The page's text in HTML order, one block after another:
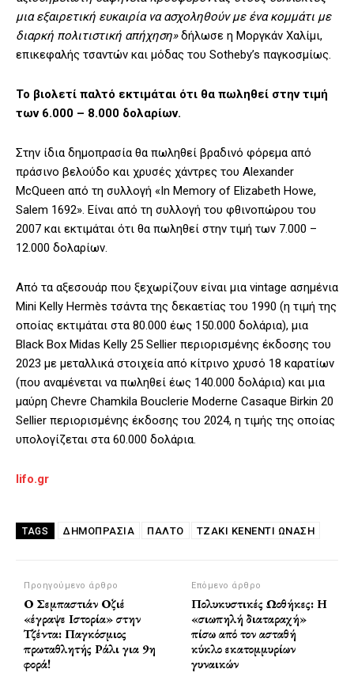
μια εξαιρετική ευκαιρία να ασχοληθούν με ένα κομμάτι με
διαρκή πολιτιστική απήχηση»δήλωσε η Μοργκάν Χαλίμι,
επικεφαλής τσαντών και μόδας του Sotheby’s παγκοσμίως.
Το βιολετί παλτό εκτιμάται ότι θα πωληθεί στην τιμή
των 6.000 – 8.000 δολαρίων.
Στην ίδια δημοπρασία θα πωληθεί βραδινό φόρεμα από
πράσινο βελούδο και χρυσές χάντρες του Alexander
McQueen από τη συλλογή «In Memory of Elizabeth Howe,
Salem 1692». Είναι από τη συλλογή του φθινοπώρου του
2007 και εκτιμάται ότι θα πωληθεί στην τιμή των 7.000 –
12.000 δολαρίων.
Από τα αξεσουάρ που ξεχωρίζουν είναι μια vintage ασημένια
Mini Kelly Hermès τσάντα της δεκαετίας του 1990 (η τιμή της
οποίας εκτιμάται στα 80.000 έως 150.000 δολάρια), μια
Black Box Midas Kelly 25 Sellier περιορισμένης έκδοσης του
2023 με μεταλλικά στοιχεία από κίτρινο χρυσό 18 καρατίων
(που αναμένεται να πωληθεί έως 140.000 δολάρια) και μια
μαύρη Chevre Chamkila Bouclerie Moderne Casaque Birkin 20
Sellier περιορισμένης έκδοσης του 2024, η τιμής της οποίας
υπολογίζεται στα 60.000 δολάρια.
lifo.gr
TAGS ΔΗΜΟΠΡΑΣΊΑ ΠΑΛΤΌ ΤΖΆΚΙ ΚΈΝΕΝΤΙ ΩΝΆΣΗ
Προηγούμενο άρθρο
Ο Σεμπαστιάν Οζιέ
«έγραψε Ιστορία» στην
Τζέντα: Παγκόσμιος
πρωταθλητής Ράλι για 9η
φορά!
Επόμενο άρθρο
Πολυκυστικές Ωοθήκες: Η
«σιωπηλή διαταραχή»
πίσω από τον ασταθή
κύκλο εκατομμυρίων
γυναικών